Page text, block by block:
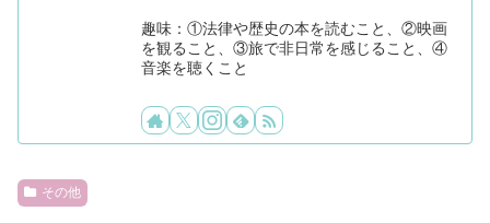
趣味：①法律や歴史の本を読むこと、②映画
を観ること、③旅で非日常を感じること、④
音楽を聴くこと
その他